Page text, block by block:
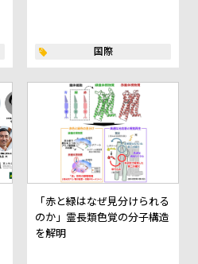
国際
「赤と緑はなぜ見分けられる
のか」霊長類色覚の分子構造
を解明